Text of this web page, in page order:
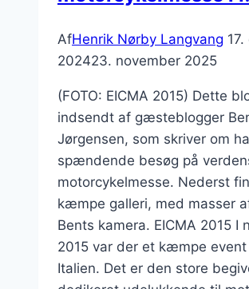
AfHenrik Nørby Langvang
202423. november 2025
(FOTO: EICMA 2015) Dette
indsendt af gæsteblogger
Jørgensen, som skriver om
spændende besøg på
motorcykelmesse. Nederst
kæmpe galleri, med masser
Bents kamera. EICMA 2015 I
2015 var der et kæmpe event
Italien. Det er den store